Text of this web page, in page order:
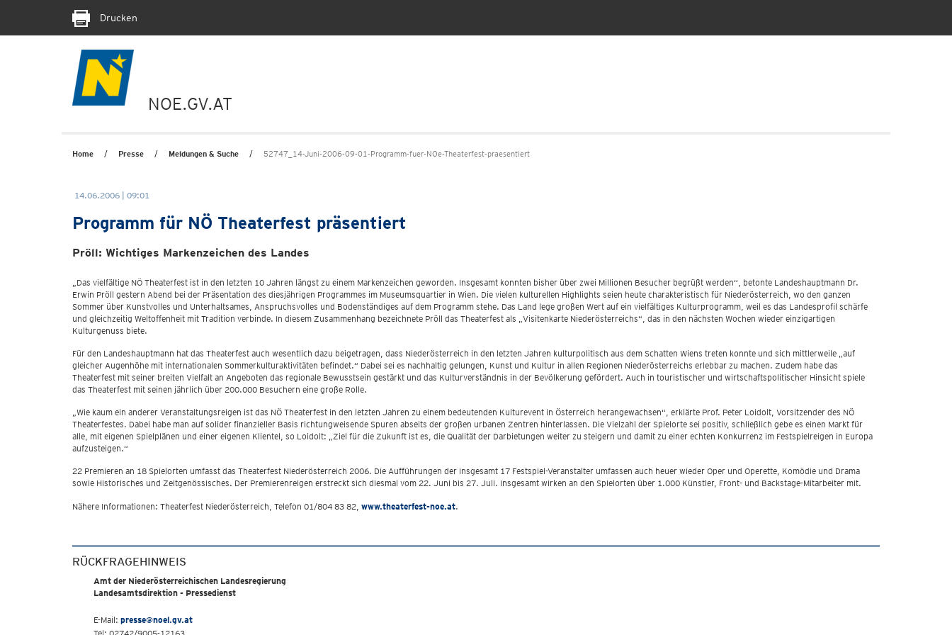
Drucken
NOE.GV.AT
Home Presse Meldungen & Suche 52747_14-Juni-2006-09-01-Programm-fuer-NOe-Theaterfest-praesentiert
14.06.2006 | 09:01
Programm für NÖ Theaterfest präsentiert
Pröll: Wichtiges Markenzeichen des Landes
„Das vielfältige NÖ Theaterfest ist in den letzten 10 Jahren längst zu einem Markenzeichen geworden. Insgesamt konnten bisher über zwei Millionen Besucher begrüßt werden“, betonte Landeshauptmann Dr.
Erwin Pröll gestern Abend bei der Präsentation des diesjährigen Programmes im Museumsquartier in Wien. Die vielen kulturellen Highlights seien heute charakteristisch für Niederösterreich, wo den ganzen
Sommer über Kunstvolles und Unterhaltsames, Anspruchsvolles und Bodenständiges auf dem Programm stehe. Das Land lege großen Wert auf ein vielfältiges Kulturprogramm, weil es das Landesprofil schärfe
und gleichzeitig Weltoffenheit mit Tradition verbinde. In diesem Zusammenhang bezeichnete Pröll das Theaterfest als „Visitenkarte Niederösterreichs“, das in den nächsten Wochen wieder einzigartigen
Kulturgenuss biete.
Für den Landeshauptmann hat das Theaterfest auch wesentlich dazu beigetragen, dass Niederösterreich in den letzten Jahren kulturpolitisch aus dem Schatten Wiens treten konnte und sich mittlerweile „auf
gleicher Augenhöhe mit internationalen Sommerkulturaktivitäten befindet.“ Dabei sei es nachhaltig gelungen, Kunst und Kultur in allen Regionen Niederösterreichs erlebbar zu machen. Zudem habe das
Theaterfest mit seiner breiten Vielfalt an Angeboten das regionale Bewusstsein gestärkt und das Kulturverständnis in der Bevölkerung gefördert. Auch in touristischer und wirtschaftspolitischer Hinsicht spiele
das Theaterfest mit seinen jährlich über 200.000 Besuchern eine große Rolle.
„Wie kaum ein anderer Veranstaltungsreigen ist das NÖ Theaterfest in den letzten Jahren zu einem bedeutenden Kulturevent in Österreich herangewachsen“, erklärte Prof. Peter Loidolt, Vorsitzender des NÖ
Theaterfestes. Dabei habe man auf solider finanzieller Basis richtungweisende Spuren abseits der großen urbanen Zentren hinterlassen. Die Vielzahl der Spielorte sei positiv, schließlich gebe es einen Markt für
alle, mit eigenen Spielplänen und einer eigenen Klientel, so Loidolt: „Ziel für die Zukunft ist es, die Qualität der Darbietungen weiter zu steigern und damit zu einer echten Konkurrenz im Festspielreigen in Europa
aufzusteigen.“
22 Premieren an 18 Spielorten umfasst das Theaterfest Niederösterreich 2006. Die Aufführungen der insgesamt 17 Festspiel-Veranstalter umfassen auch heuer wieder Oper und Operette, Komödie und Drama
sowie Historisches und Zeitgenössisches. Der Premierenreigen erstreckt sich diesmal vom 22. Juni bis 27. Juli. Insgesamt wirken an den Spielorten über 1.000 Künstler, Front- und Backstage-Mitarbeiter mit.
Nähere Informationen: Theaterfest Niederösterreich, Telefon 01/804 83 82, www.theaterfest-noe.at.
RÜCKFRAGEHINWEIS
Amt der Niederösterreichischen Landesregierung
Landesamtsdirektion - Pressedienst
E-Mail: presse@noel.gv.at